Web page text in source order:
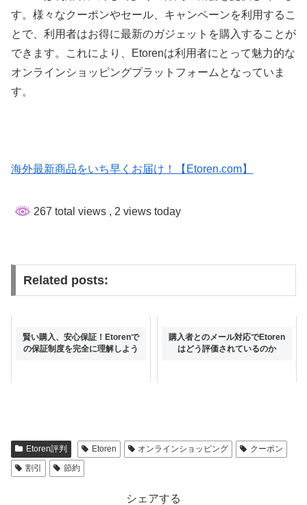
す。様々なクーポンやセール、キャンペーンを利用するこ
とで、利用者はお得に最新のガジェットを購入することが
できます。これにより、Etorenは利用者にとって魅力的な
オンラインショッピングプラットフォームとなっていま
す。
海外最新商品をいち早くお届け！【Etoren.com】
267 total views , 2 views today
Related posts:
賢い購入、安心保証！Etorenで
の保証制度を完全に理解しよう
購入者とのメール対応でEtoren
はどう評価されているのか
Etoren評判 Etoren オンラインショッピング
クーポン
割引
節約
シェアする